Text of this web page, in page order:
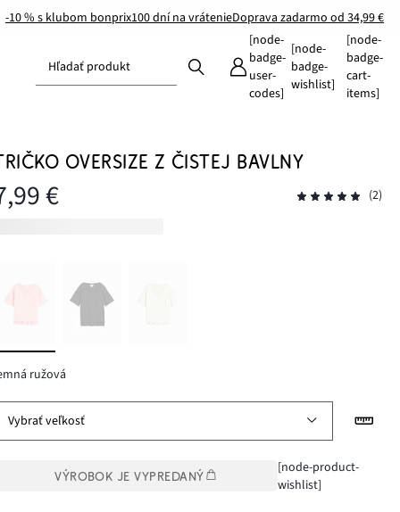
-10 % s klubom bonprix100 dní na vrátenieDoprava zadarmo od 34,99 €
Hľadať produkt
[node-
badge-
user-
codes]
[node-
badge-
wishlist]
[node-
badge-
cart-
items]
OVERSIZE Z ČISTEJ BAVLNY
€ (2)
ružová
Vybrať veľkosť
VÝROBOK JE VYPREDANÝ
[node-product-
wishlist]